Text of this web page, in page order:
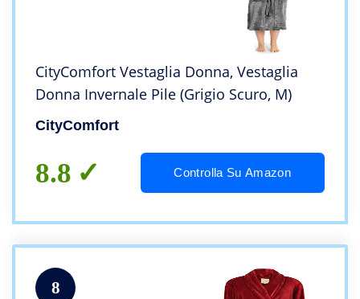
CityComfort Vestaglia Donna, Vestaglia
Donna Invernale Pile (Grigio Scuro, M)
CityComfort
8.8 Controlla Su Amazon
8